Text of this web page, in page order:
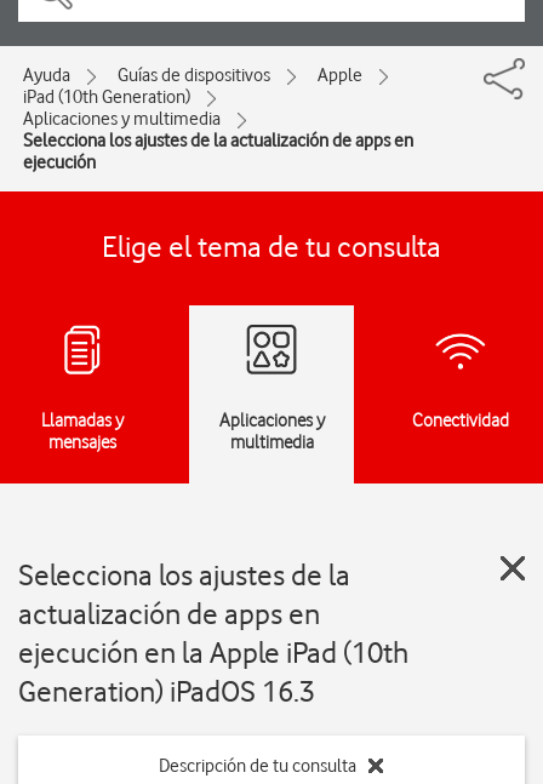
Ayuda Guías de dispositivos
Apple
iPad (10th Generation)
Aplicaciones y multimedia
Selecciona los ajustes de la actualización de apps en
ejecución
Elige el tema de tu consulta
Llamadas y
mensajes
Aplicaciones y
multimedia
Conectividad
Selecciona los ajustes de la
actualización de apps en
ejecución en la Apple iPad (10th
Generation) iPadOS 16.3
Descripción de tu consulta